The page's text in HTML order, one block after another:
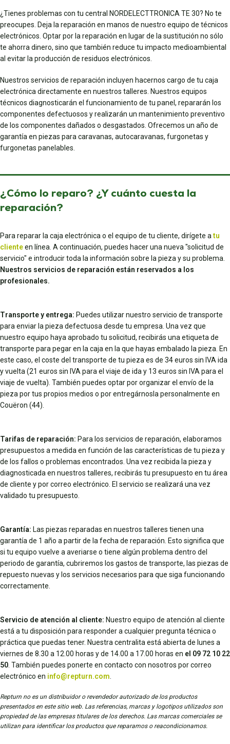
¿Tienes problemas con tu central NORDELECTTRONICA TE 30? No te
preocupes. Deja la reparación en manos de nuestro equipo de técnicos
electrónicos. Optar por la reparación en lugar de la sustitución no sólo
te ahorra dinero, sino que también reduce tu impacto medioambiental
al evitar la producción de residuos electrónicos.
Nuestros servicios de reparación incluyen hacernos cargo de tu caja
electrónica directamente en nuestros talleres. Nuestros equipos
técnicos diagnosticarán el funcionamiento de tu panel, repararán los
componentes defectuosos y realizarán un mantenimiento preventivo
de los componentes dañados o desgastados. Ofrecemos un año de
garantía en piezas para caravanas, autocaravanas, furgonetas y
furgonetas panelables.
¿Cómo lo reparo? ¿Y cuánto cuesta la
reparación?
Para reparar la caja electrónica o el equipo de tu cliente, dirígete atu
clienteen línea. A continuación, puedes hacer una nueva "solicitud de
servicio" e introducir toda la información sobre la pieza y su problema.
Nuestros servicios de reparación están reservados a los
profesionales.
Transporte y entrega: Puedes utilizar nuestro servicio de transporte
para enviar la pieza defectuosa desde tu empresa. Una vez que
nuestro equipo haya aprobado tu solicitud, recibirás una etiqueta de
transporte para pegar en la caja en la que hayas embalado la pieza. En
este caso, el coste del transporte de tu pieza es de 34 euros sin IVA ida
y vuelta (21 euros sin IVA para el viaje de ida y 13 euros sin IVA para el
viaje de vuelta). También puedes optar por organizar el envío de la
pieza por tus propios medios o por entregárnosla personalmente en
Couëron (44).
Tarifas de reparación: Para los servicios de reparación, elaboramos
presupuestos a medida en función de las características de tu pieza y
de los fallos o problemas encontrados. Una vez recibida la pieza y
diagnosticada en nuestros talleres, recibirás tu presupuesto en tu área
de cliente y por correo electrónico. El servicio se realizará una vez
validado tu presupuesto.
Garantía: Las piezas reparadas en nuestros talleres tienen una
garantía de 1 año a partir de la fecha de reparación. Esto significa que
si tu equipo vuelve a averiarse o tiene algún problema dentro del
periodo de garantía, cubriremos los gastos de transporte, las piezas de
repuesto nuevas y los servicios necesarios para que siga funcionando
correctamente.
Servicio de atención al cliente: Nuestro equipo de atención al cliente
está a tu disposición para responder a cualquier pregunta técnica o
práctica que puedas tener. Nuestra centralita está abierta de lunes a
viernes de 8.30 a 12.00 horas y de 14.00 a 17.00 horas en el 09 72 10 22
50 . También puedes ponerte en contacto con nosotros por correo
electrónico en info@repturn.com
Repturn no es un distribuidor o revendedor autorizado de los productos
presentados en este sitio web. Las referencias, marcas y logotipos utilizados son
propiedad de las empresas titulares de los derechos. Las marcas comerciales se
utilizan para identificar los productos que reparamos o reacondicionamos.